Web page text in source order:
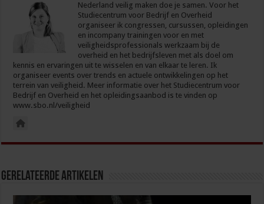
Nederland veilig maken doe je samen. Voor het
Studiecentrum voor Bedrijf en Overheid
organiseer ik congressen, cursussen, opleidingen
en incompany trainingen voor en met
veiligheidsprofessionals werkzaam bij de
overheid en het bedrijfsleven met als doel om
kennis en ervaringen uit te wisselen en van elkaar te leren. Ik
organiseer events over trends en actuele ontwikkelingen op het
terrein van veiligheid. Meer informatie over het Studiecentrum voor
Bedrijf en Overheid en het opleidingsaanbod is te vinden op
www.sbo.nl/veiligheid
Gerelateerde Artikelen